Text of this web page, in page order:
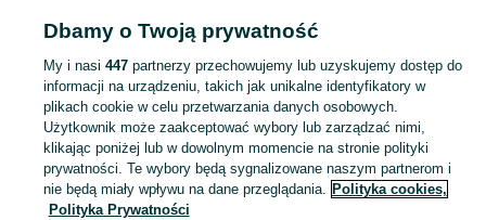
Popularne wyszukiwania
kosiarka rozdrabniacz ciągnikowa wom kosiarka mulczer
Skorzystaj z największego serwisu ogłoszeniowego - Mietel i okolice! Kupuj to, czego pragniesz i sprzedawaj to, czego już nie potrzebujesz! Zobacz
Mapa kategorii
Mapa miejscowości
Dbamy o Twoją prywatność
My i nasi 447partnerzy przechowujemy lub uzyskujemy dostęp do
informacji na urządzeniu, takich jak unikalne identyfikatory w
plikach cookie w celu przetwarzania danych osobowych.
Użytkownik może zaakceptować wybory lub zarządzać nimi,
klikając poniżej lub w dowolnym momencie na stronie polityki
prywatności. Te wybory będą sygnalizowane naszym partnerom i
nie będą miały wpływu na dane przeglądania. Polityka cookies,
Polityka Prywatności